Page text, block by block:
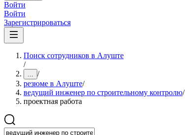
Войти
Войти
Зарегистрироваться
Поиск сотрудников в Алуште
/
... /
резюме в Алуште/
ведущий инженер по строительному контролю/
проектная работа